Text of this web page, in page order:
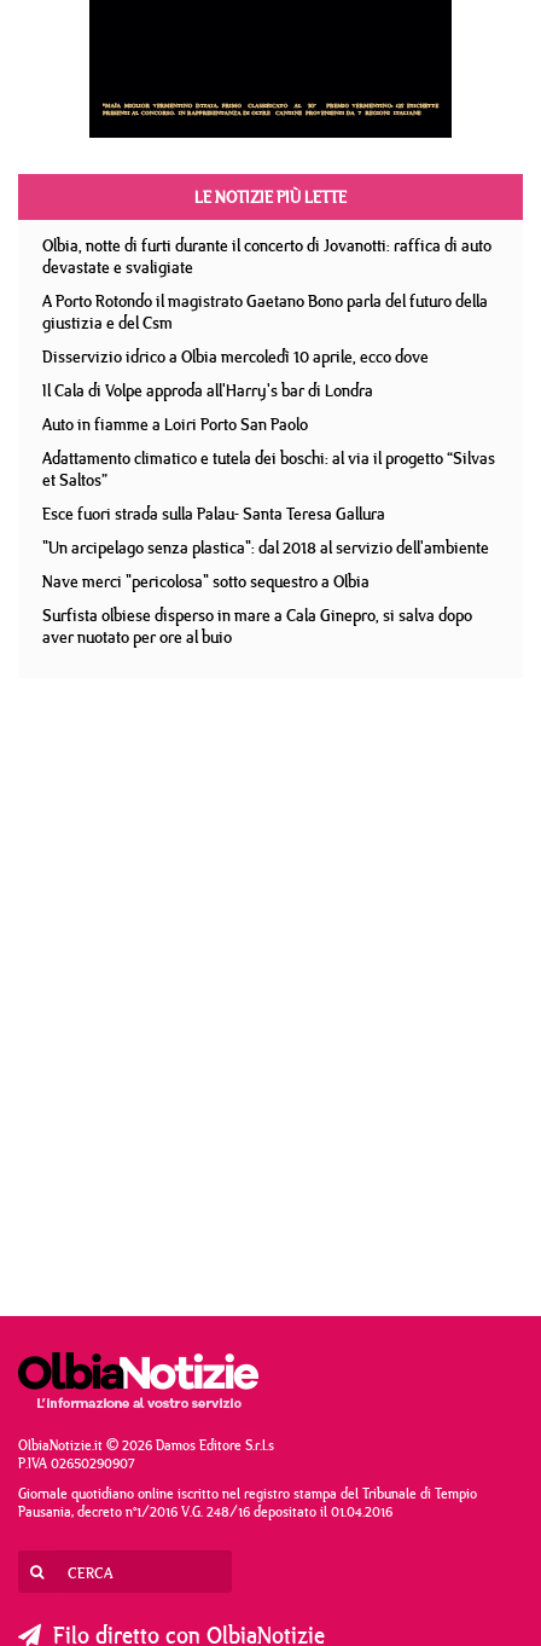
LE NOTIZIE PIÙ LETTE
Olbia, notte di furti durante il concerto di Jovanotti: raffica di auto
devastate e svaligiate
A Porto Rotondo il magistrato Gaetano Bono parla del futuro della
giustizia e del Csm
Disservizio idrico a Olbia mercoledì 10 aprile, ecco dove
Il Cala di Volpe approda all'Harry's bar di Londra
Auto in fiamme a Loiri Porto San Paolo
Adattamento climatico e tutela dei boschi: al via il progetto “Silvas
et Saltos”
Esce fuori strada sulla Palau- Santa Teresa Gallura
"Un arcipelago senza plastica": dal 2018 al servizio dell'ambiente
Nave merci "pericolosa" sotto sequestro a Olbia
Surfista olbiese disperso in mare a Cala Ginepro, si salva dopo
aver nuotato per ore al buio
OlbiaNotizie.it © 2026 Damos Editore S.r.l.s
P.IVA 02650290907
Giornale quotidiano online iscritto nel registro stampa del Tribunale di Tempio
Pausania, decreto n°1/2016 V.G. 248/16 depositato il 01.04.2016
Filo diretto con OlbiaNotizie